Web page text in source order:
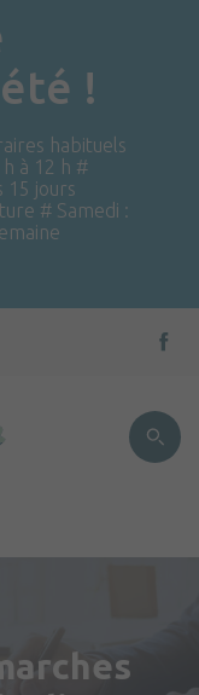
!
habituels
à 12 h #
15 jours
# Samedi :